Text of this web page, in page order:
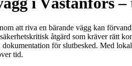
att riva en bärande vägg kan
åtgärd som kräver rätt
för slutbesked. Med
tid.